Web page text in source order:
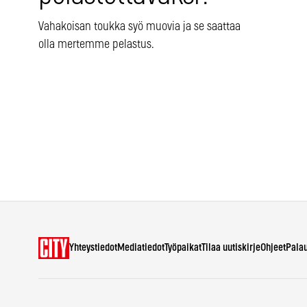
Vahakoisan toukka syö muovia ja se saattaa
olla mertemme pelastus.
YhteystiedotMediatiedotTyöpaikatTilaa uutiskirjeOhjeet